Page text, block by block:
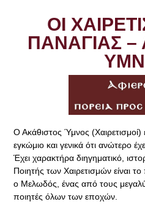
ΟΙ
ΠΑΝΑΓΙΑΣ –
Ο Ακάθιστος Ύμνος (Χαιρετισμοί)
εγκώμιο και γενικά ότι ανώτερο
Έχει χαρακτήρα διηγηματικό,
Ποιητής των Χαιρετισμών είναι
ο Μελωδός, ένας από τους
ποιητές όλων των εποχών.